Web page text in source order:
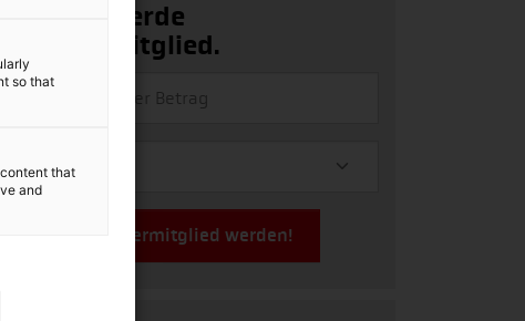
Ja, ich werde
Fördermitglied.
Jetzt Fördermitglied werden!
so that
that
and